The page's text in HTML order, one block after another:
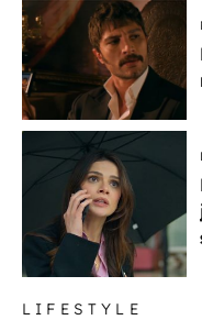
LIFESTYLE